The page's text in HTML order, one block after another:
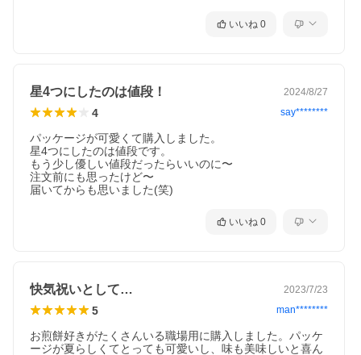
いいね 0
星4つにしたのは値段！ 2024/8/27
4 say********
パッケージが可愛くて購入しました。
星4つにしたのは値段です。
もう少し優しい値段だったらいいのに〜
注文前にも思ったけど〜
届いてからも思いました(笑)
いいね 0
快気祝いとして… 2023/7/23
5 man********
お煎餅好きがたくさんいる職場用に購入しました。パッケ
ージが夏らしくてとっても可愛いし、味も美味しいと喜ん